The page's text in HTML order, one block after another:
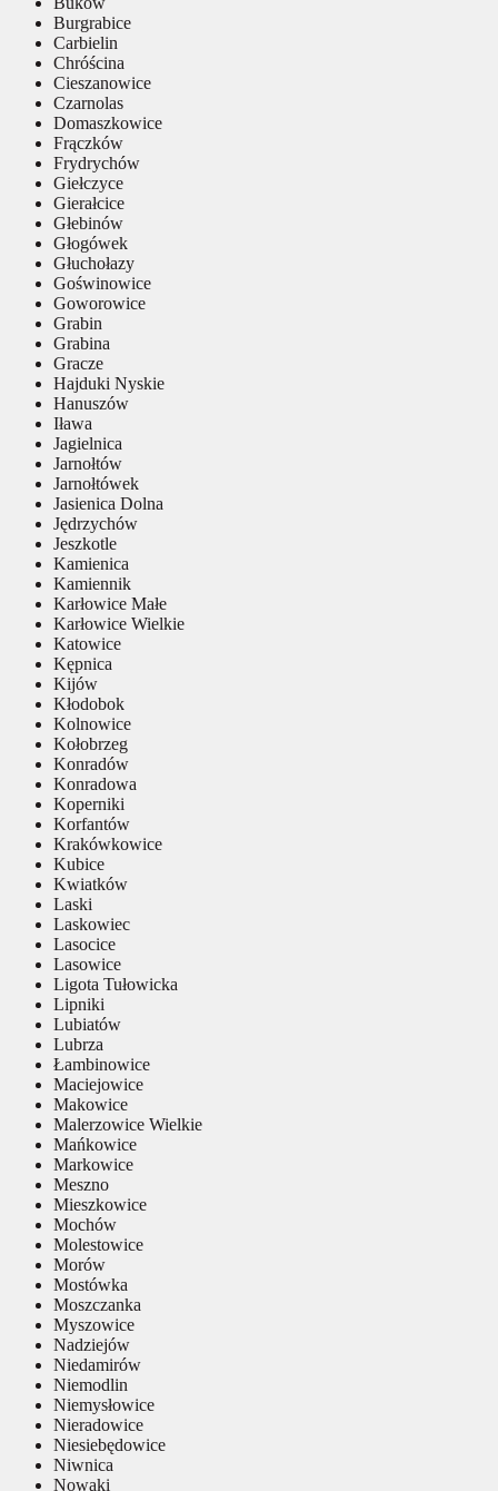
Burgrabice
Carbielin
Chróścina
Cieszanowice
Czarnolas
Domaszkowice
Frączków
Frydrychów
Giełczyce
Gierałcice
Głebinów
Głogówek
Głuchołazy
Goświnowice
Goworowice
Grabin
Grabina
Gracze
Hajduki Nyskie
Hanuszów
Iława
Jagielnica
Jarnołtów
Jarnołtówek
Jasienica Dolna
Jędrzychów
Jeszkotle
Kamienica
Kamiennik
Karłowice Małe
Karłowice Wielkie
Katowice
Kępnica
Kijów
Kłodobok
Kolnowice
Kołobrzeg
Konradów
Konradowa
Koperniki
Korfantów
Krakówkowice
Kubice
Kwiatków
Laski
Laskowiec
Lasocice
Lasowice
Ligota Tułowicka
Lipniki
Lubiatów
Lubrza
Łambinowice
Maciejowice
Makowice
Malerzowice Wielkie
Mańkowice
Markowice
Meszno
Mieszkowice
Mochów
Molestowice
Morów
Mostówka
Moszczanka
Myszowice
Nadziejów
Niedamirów
Niemodlin
Niemysłowice
Nieradowice
Niesiebędowice
Niwnica
Nowaki